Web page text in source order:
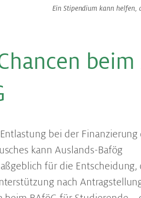
Ein Stipendium kann helfen,
bei der Finanzierung
kann Auslands-Bafög
für die Entscheidung,
nach